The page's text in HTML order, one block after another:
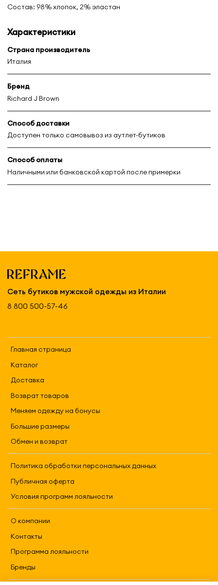
Состав: 98% хлопок, 2% эластан
Характеристики
Страна производитель
Италия
Бренд
Richard J Brown
Способ доставки
Доступен только самовывоз из аутлет-бутиков
Способ оплаты
Наличными или банковской картой после примерки
Главная страница
Каталог
Доставка
Возврат товаров
Меняем одежду на бонусы
Большие размеры
Обмен и возврат
Политика обработки персональных данных
Публичная оферта
Условия программ лояльности
О компании
Контакты
Программа лояльности
Бренды
Сеть бутиков мужской одежды из Италии
8 800 500-57-46